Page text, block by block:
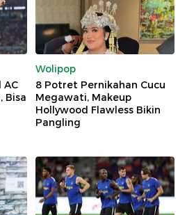
AC
Bisa
Wolipop
8 Potret Pernikahan Cucu
Megawati, Makeup
Hollywood Flawless Bikin
Pangling